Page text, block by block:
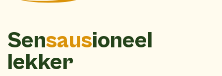
Sensausioneel
lekker